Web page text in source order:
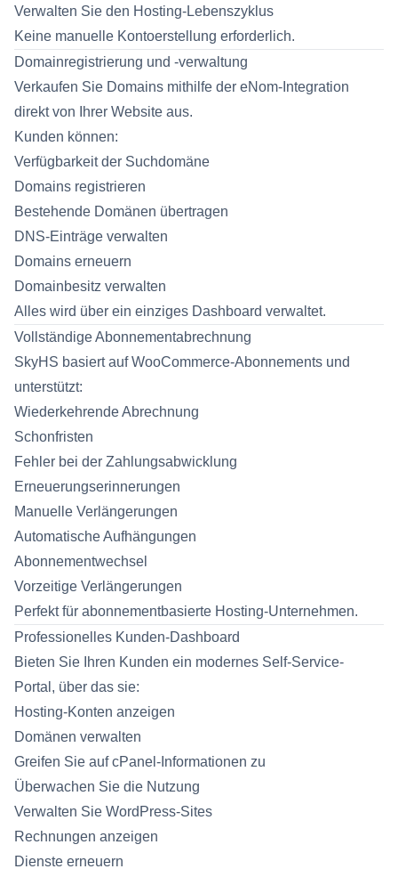
Verwalten Sie den Hosting-Lebenszyklus
Keine manuelle Kontoerstellung erforderlich.
Domainregistrierung und -verwaltung
Verkaufen Sie Domains mithilfe der eNom-Integration
direkt von Ihrer Website aus.
Kunden können:
Verfügbarkeit der Suchdomäne
Domains registrieren
Bestehende Domänen übertragen
DNS-Einträge verwalten
Domains erneuern
Domainbesitz verwalten
Alles wird über ein einziges Dashboard verwaltet.
Vollständige Abonnementabrechnung
SkyHS basiert auf WooCommerce-Abonnements und
unterstützt:
Wiederkehrende Abrechnung
Schonfristen
Fehler bei der Zahlungsabwicklung
Erneuerungserinnerungen
Manuelle Verlängerungen
Automatische Aufhängungen
Abonnementwechsel
Vorzeitige Verlängerungen
Perfekt für abonnementbasierte Hosting-Unternehmen.
Professionelles Kunden-Dashboard
Bieten Sie Ihren Kunden ein modernes Self-Service-
Portal, über das sie:
Hosting-Konten anzeigen
Domänen verwalten
Greifen Sie auf cPanel-Informationen zu
Überwachen Sie die Nutzung
Verwalten Sie WordPress-Sites
Rechnungen anzeigen
Dienste erneuern